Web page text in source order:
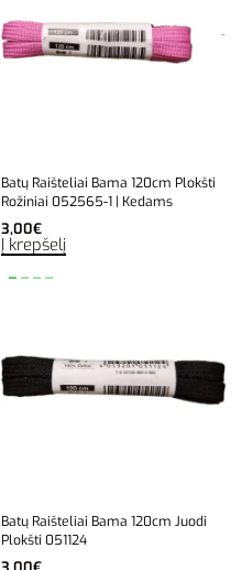
Batų Raišteliai Bama 120cm Plokšti
Rožiniai 052565-1 | Kedams
3,00€
Į krepšelį
Batų Raišteliai Bama 120cm Juodi
Plokšti 051124